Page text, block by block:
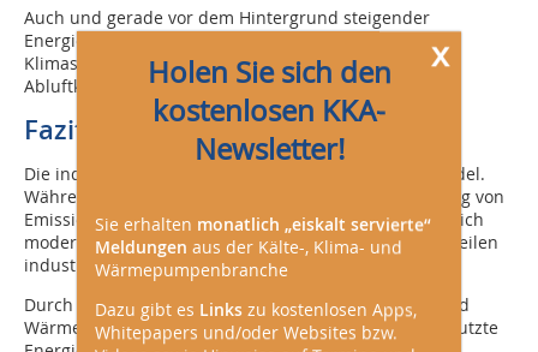
Auch und gerade vor dem Hintergrund steigender
Energiepreise und zunehmender
Klimaschutzanforderungen gewinnen integrierte
Abluftkonzepte daher zunehmend an Bedeutung.
Fazit
Die industrielle Abluftreinigung befindet sich im Wandel.
Während klassische Systeme primär auf die Einhaltung von
Emissionsgrenzwerten ausgerichtet sind, entwickeln sich
moderne Anlagen zunehmend zu integralen Bestandteilen
industrieller Energiesysteme.
Durch die Kombination von Wärmerückgewinnung und
Wärmepumpentechnologie lassen sich bislang ungenutzte
x
Holen Sie sich den
kostenlosen KKA-
Newsletter!
Sie erhalten monatlich „eiskalt servierte“
Meldungen aus der Kälte-, Klima- und
Wärmepumpenbranche
Dazu gibt es Links zu kostenlosen Apps,
Whitepapers und/oder Websites bzw.